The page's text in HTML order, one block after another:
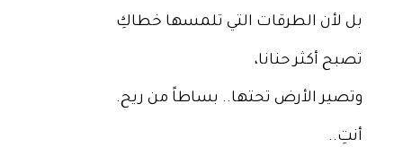
بل لأن الطرقات التي تلمسها خطاكِ
تصبح أكثر حنانا،
وتصير الأرض تحتها.. بساطاً من ريح.
أنتِ..